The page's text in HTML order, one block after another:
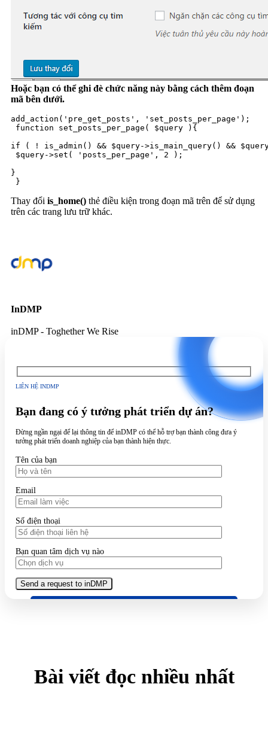
Hoặc bạn có thể ghi đè chức năng này bằng cách thêm đoạn
mã bên dưới.
add_action('pre_get_posts', 'set_posts_per_page');
function set_posts_per_page( $query ){
if ( ! is_admin() && $query->is_main_query() &&
$query->set( 'posts_per_page', 2 );
}
}
Thay đổi is_home() thẻ điều kiện trong đoạn mã trên để sử dụng
trên các trang lưu trữ khác.
InDMP
inDMP - Toghether We Rise
LIÊN HỆ INDMP
Bạn đang có ý tưởng phát triển dự án?
Đừng ngần ngại để lại thông tin để inDMP có thể hỗ trợ bạn thành công đưa ý
tưởng phát triển doanh nghiệp của bạn thành hiện thực.
Tên của bạn
Email
Số điện thoại
Bạn quan tâm dịch vụ nào
Bài viết đọc nhiều nhất